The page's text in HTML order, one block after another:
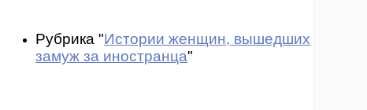
Рубрика "Истории женщин, вышедших
замуж за иностранца"